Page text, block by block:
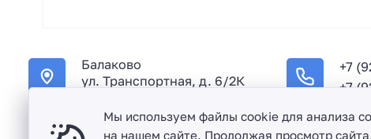
Балаково
ул. Транспортная, д. 6/2К
+7
+7
Мы используем файлы cookie для анализа
на нашем сайте. Продолжая просмотр